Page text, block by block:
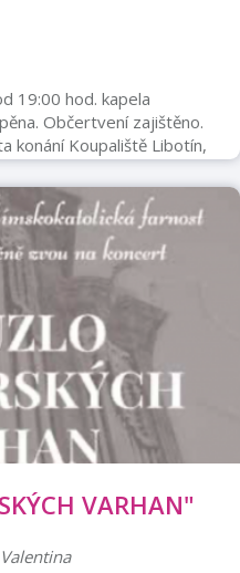
19:00 hod. kapela
Občertvení zajištěno.
konání Koupaliště Libotín,
Plné vstupné: 100 Kč
podnikatelů Štramberk
VARHAN"